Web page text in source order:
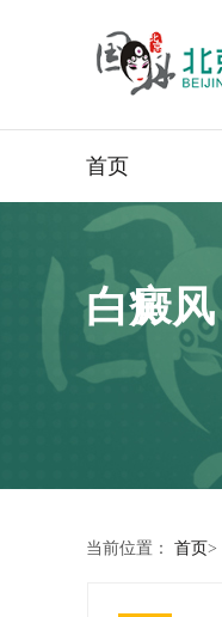
首页
白癜风
当前位置： 首页>